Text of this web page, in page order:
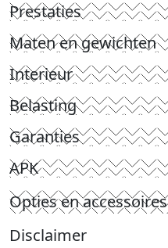
Prestaties
Maten en gewichten
Interieur
Belasting
Garanties
APK
Opties en accessoires
Disclaimer